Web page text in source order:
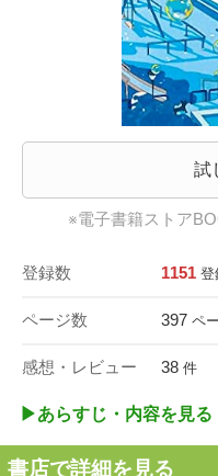
試
※電子書籍ストア
登録数 1151 登
ページ数 397 ペ
感想・レビュー 38 件
▶︎あらすじ・内容を見る
書店で詳細を見る